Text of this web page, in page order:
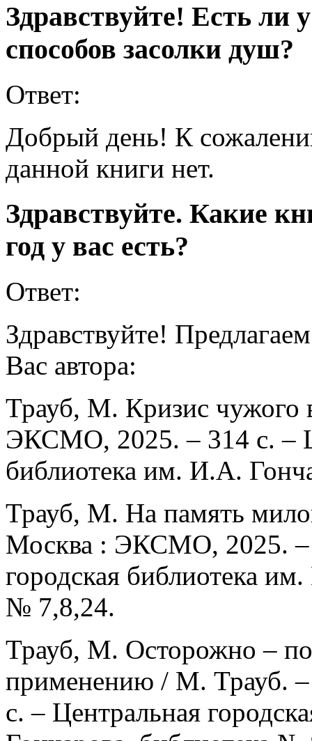
Здравствуйте! Есть ли
способов засолки душ?
Ответ:
Добрый день! К
данной книги нет.
Здравствуйте. Какие
год у вас есть?
Ответ:
Здравствуйте!
Вас автора:
Трауб, М. Кризис чужого
ЭКСМО, 2025. – 314 с. –
библиотека им. И.А.
Трауб, М. На память
Москва : ЭКСМО, 2025. –
городская библиотека
№ 7,8,24.
Трауб, М. Осторожно –
применению / М. Трауб.
с. – Центральная